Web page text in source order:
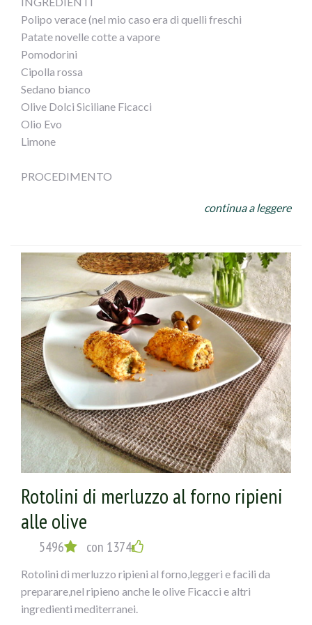
la mousse di olive, terminando con altri streusel e
decorando a piacere, servire freddi.
Polipo verace (nel mio caso era di quelli freschi
Patate novelle cotte a vapore
Pomodorini
Cipolla rossa
Sedano bianco
Olive Dolci Siciliane Ficacci
Olio Evo
Limone
PROCEDIMENTO
pomodorini tagliati a metà, sale, olio a filo e una bella
spremuta di limone,
mescolare il tutto e... mangiate con gusto!!
continua a leggere
Rotolini di merluzzo al forno ripieni
alle olive
5496 con 1374
Rotolini di merluzzo ripieni al forno,leggeri e facili da
preparare,nel ripieno anche le olive Ficacci e altri
ingredienti mediterranei.